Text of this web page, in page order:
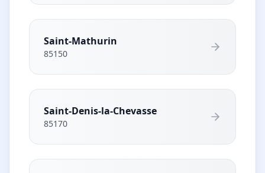
Saint-Mathurin
85150
Saint-Denis-la-Chevasse
85170